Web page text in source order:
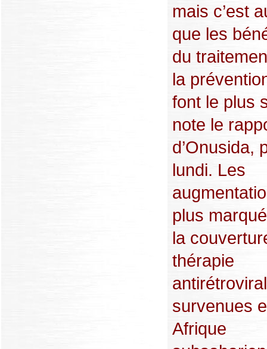
mais c’est
que les
du
la
font le plus
note le
d’Onusida,
lundi. Les
plus
la
thérapie
survenues
Afrique